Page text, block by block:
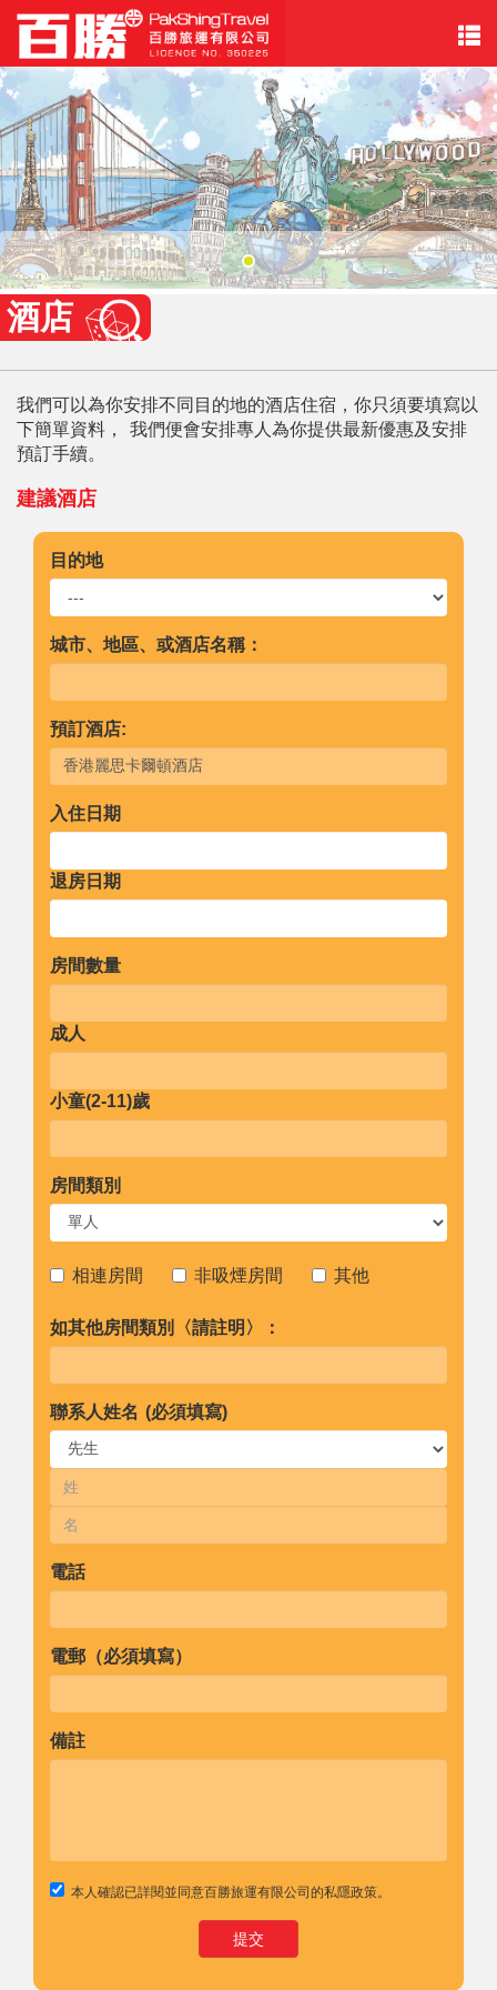
酒店
我們可以為你安排不同目的地的酒店住宿，你只須要填寫以
下簡單資料， 我們便會安排專人為你提供最新優惠及安排
預訂手續。
建議酒店
目的地
城市、地區、或酒店名稱：
預訂酒店:
入住日期
退房日期
房間數量
成人
小童(2-11)歲
房間類別
相連房間 非吸煙房間 其他
如其他房間類別〈請註明〉：
聯系人姓名 (必須填寫)
電話
電郵（必須填寫）
備註
本人確認已詳閱並同意百勝旅運有限公司的私隱政策。
提交